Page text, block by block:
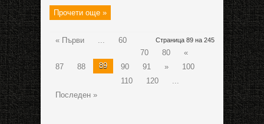
Прочети още »
Страница 89 на 245
« Първи ...
60
70
80
«
87
88 89 90 91 »
100
110
120
...
Последен »